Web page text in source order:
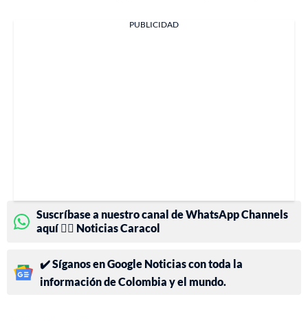
PUBLICIDAD
Suscríbase a nuestro canal de WhatsApp Channels
aquí 👉🏻 Noticias Caracol
✔️ Síganos en Google Noticias con toda la
información de Colombia y el mundo.